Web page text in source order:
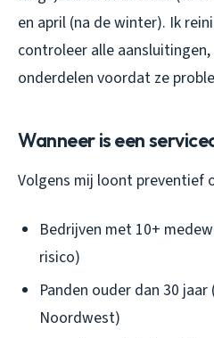
en april (na de winter). Ik
controleer alle
onderdelen voordat ze
Wanneer is een
Volgens mij loont preventief
Bedrijven met 10+
risico)
Panden ouder dan 30 jaar
Noordwest)